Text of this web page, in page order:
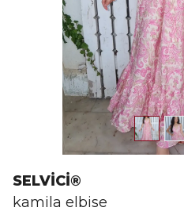
SELVİCİ®
kamila elbise